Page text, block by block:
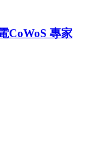
CoWoS 專家